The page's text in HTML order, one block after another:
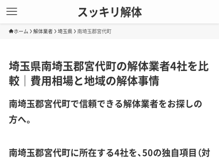
スッキリ解体
ホーム 解体業者 埼玉県 南埼玉郡宮代町
埼玉県南埼玉郡宮代町の解体業者4社を比
較｜費用相場と地域の解体事情
南埼玉郡宮代町で信頼できる解体業者をお探しの
方へ。
南埼玉郡宮代町に所在する4社を、50の独自項目（対